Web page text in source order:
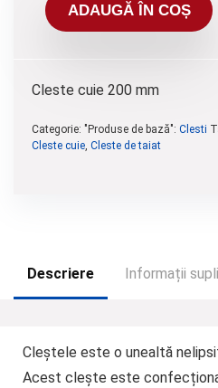
ADAUGĂ ÎN COȘ
Cleste cuie 200 mm
Categorie: "Produse de bază": Clesti
Cleste cuie Cleste de taiat
Descriere Informații
Cleștele este o unealtă
Acest clește este